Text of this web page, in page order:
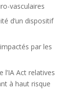
vasculaires
d’un dispositif
par les
l’IA Act relatives
à haut risque